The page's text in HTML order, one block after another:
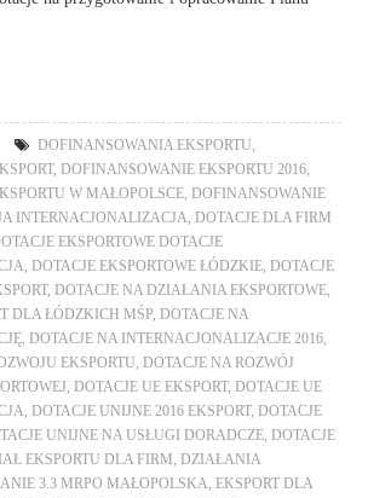
DOFINANSOWANIA EKSPORTU
,DOFINANSOWANIE EKSPORTU 2016
W MAŁOPOLSCE ,DOFINANSOWANIE
INTERNACJONALIZACJA ,DOTACJE DLA FIRM
EKSPORTOWE DOTACJE
,DOTACJE EKSPORTOWE ŁÓDZKIE ,DOTACJE
,DOTACJE NA DZIAŁANIA EKSPORTOWE
DLA ŁÓDZKICH MŚP ,DOTACJE NA
,DOTACJE NA INTERNACJONALIZACJE 2016
EKSPORTU ,DOTACJE NA ROZWÓJ
,DOTACJE UE EKSPORT,DOTACJE UE
,DOTACJE UNIJNE 2016 EKSPORT,DOTACJE
UNIJNE NA USŁUGI DORADCZE ,DOTACJE
EKSPORTU DLA FIRM ,DZIAŁANIA
3.3 MRPO MAŁOPOLSKA ,EKSPORT DLA